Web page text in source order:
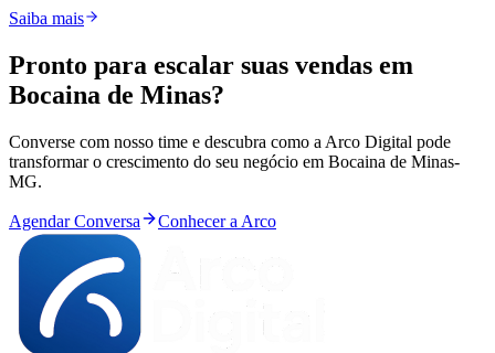
Saiba mais
Pronto para escalar suas vendas em
Bocaina de Minas?
Converse com nosso time e descubra como a Arco Digital pode
transformar o crescimento do seu negócio em Bocaina de Minas-
MG.
Agendar Conversa Conhecer a Arco